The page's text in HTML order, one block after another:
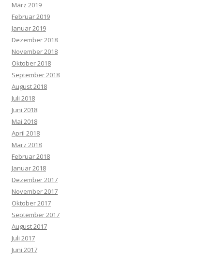
März 2019
Februar 2019
Januar 2019
Dezember 2018
November 2018
Oktober 2018
September 2018
August 2018
Juli 2018
Juni 2018
Mai 2018
April 2018
März 2018
Februar 2018
Januar 2018
Dezember 2017
November 2017
Oktober 2017
September 2017
August 2017
Juli 2017
Juni 2017